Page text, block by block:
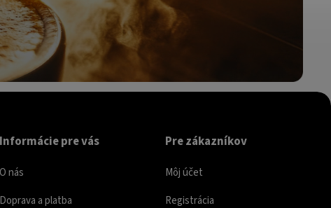
Informácie pre vás
O nás
Doprava a platba
Pre zákazníkov
Môj účet
Registrácia